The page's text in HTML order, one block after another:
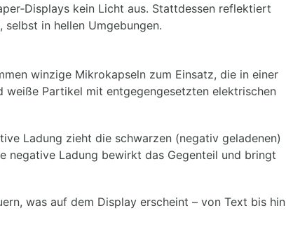
kein Licht aus. Stattdessen reflektiert
in hellen Umgebungen.
winzige Mikrokapseln zum Einsatz, die in einer
weiße Partikel mit entgegengesetzten elektrischen
Ladung zieht die schwarzen (negativ geladenen)
negative Ladung bewirkt das Gegenteil und bringt
was auf dem Display erscheint – von Text bis hin